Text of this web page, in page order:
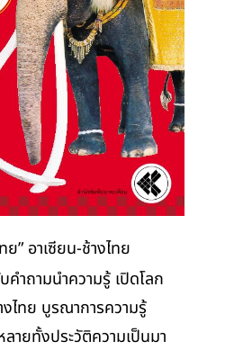
ย” อาเซียน-ช้างไทย
ำถามนำความรู้ เปิดโลก
งไทย บูรณาการความรู้
ายทั้งประวัติความเป็นมา